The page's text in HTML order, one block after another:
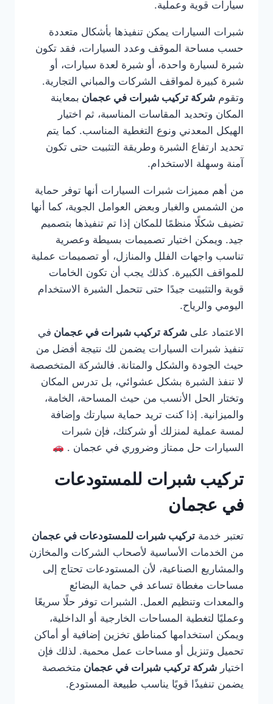
سيارات قوية وعملية.
شبرات السيارات يمكن تنفيذها بأشكال متعددة
حسب مساحة الموقف وعدد السيارات، فقد تكون
شبرة لسيارة واحدة، أو شبرة لعدة سيارات، أو
شبرة كبيرة لمواقف الشركات والمباني التجارية.
وتقوم شركة تركيب شبرات في عجمان بمعاينة
المكان وتحديد المقاسات المناسبة، ثم اختيار
الهيكل المعدني ونوع التغطية المناسب. كما يتم
تحديد ارتفاع الشبرة وطريقة التثبيت حتى تكون
آمنة وسهلة الاستخدام.
من أهم مميزات شبرات السيارات أنها توفر حماية
من الشمس والغبار وبعض العوامل الجوية، كما أنها
تضيف شكلًا منظمًا للمكان إذا تم تنفيذها بتصميم
جيد. ويمكن اختيار تصميمات بسيطة وعصرية
تناسب واجهات الفلل والمنازل، أو تصميمات عملية
للمواقف الكبيرة. كذلك يجب أن تكون الخامات
قوية والتثبيت جيدًا حتى تتحمل الشبرة الاستخدام
اليومي والرياح.
الاعتماد على شركة تركيب شبرات في عجمان في
تنفيذ شبرات السيارات يضمن لك نتيجة أفضل من
حيث الجودة والشكل والمتانة. فالشركة المتخصصة
لا تنفذ الشبرة بشكل عشوائي، بل تدرس المكان
وتختار الحل الأنسب من حيث المساحة، الخامة،
والميزانية. إذا كنت تريد حماية سيارتك وإضافة
لمسة عملية لمنزلك أو شركتك، فإن شبرات
السيارات حل ممتاز وضروري في عجمان .
تركيب شبرات للمستودعات
في عجمان
تعتبر خدمة تركيب شبرات للمستودعات في عجمان
من الخدمات الأساسية لأصحاب الشركات والمخازن
والمشاريع الصناعية، لأن المستودعات تحتاج إلى
مساحات مغطاة تساعد في حماية البضائع
والمعدات وتنظيم العمل. الشبرات توفر حلًا سريعًا
وعمليًا لتغطية المساحات الخارجية أو الداخلية،
ويمكن استخدامها كمناطق تخزين إضافية أو أماكن
تحميل وتنزيل أو مساحات عمل محمية. لذلك فإن
اختيار شركة تركيب شبرات في عجمان متخصصة
يضمن تنفيذًا قويًا يناسب طبيعة المستودع.